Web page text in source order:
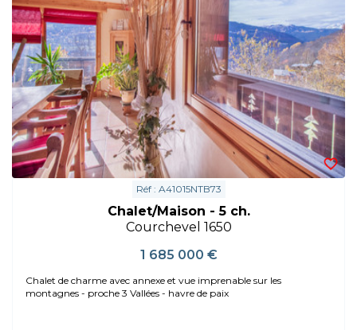
Réf : A41015NTB73
Chalet/Maison - 5 ch.
Courchevel 1650
1 685 000 €
Chalet de charme avec annexe et vue imprenable sur les
montagnes - proche 3 Vallées - havre de paix